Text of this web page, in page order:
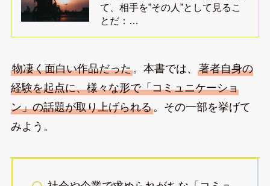
て、相手を”その人”として見るこ
とだ：…
物凄く面白い作品だった。本書では、 著者自身の
経験を起点に、様々な形で「コミュニケーショ
ン」の話題が取り上げられる。その一部を挙げて
みよう。